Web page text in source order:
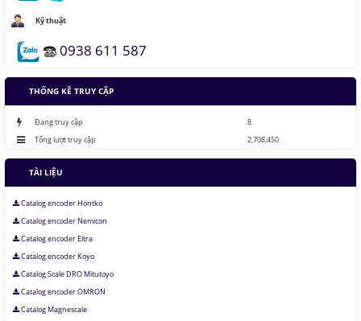
Kỹ thuật
0938 611 587
THỐNG KÊ TRUY CẬP
Đang truy cập
8
Tổng lượt truy cập
2,708,450
TÀI LIỆU
Catalog encoder Hontko
Catalog encoder Nemicon
Catalog encoder Eltra
Catalog encoder Koyo
Catalog Scale DRO Mitutoyo
Catalog encoder OMRON
Catalog Magnescale